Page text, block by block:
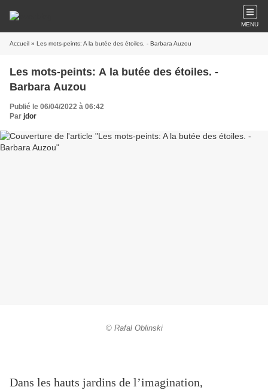
MENU
Accueil » Les mots-peints: A la butée des étoiles. - Barbara Auzou
Les mots-peints: A la butée des étoiles. -
Barbara Auzou
Publié le 06/04/2022 à 06:42
Par jdor
© Rafal Oblinski
Dans les hauts jardins de l’imagination,